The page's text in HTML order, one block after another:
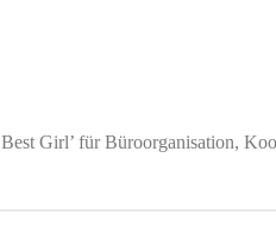
Girl’ für Büroorganisation,